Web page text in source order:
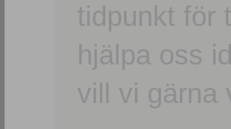
tidpunkt för
hjälpa oss
vill vi gärna